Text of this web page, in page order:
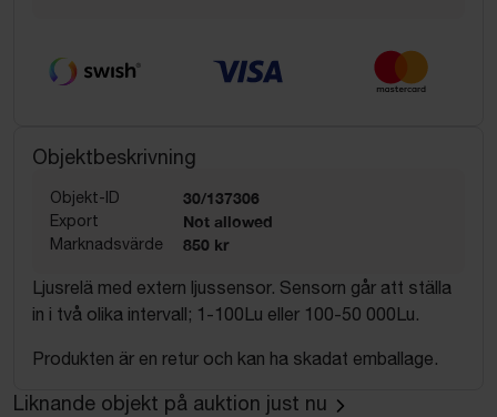
Objektbeskrivning
Objekt-ID 30/137306
Export Not allowed
Marknadsvärde 850 kr
Ljusrelä med extern ljussensor. Sensorn går att ställa
in i två olika intervall; 1-100Lu eller 100-50 000Lu.
Produkten är en retur och kan ha skadat emballage.
Liknande objekt på auktion just nu